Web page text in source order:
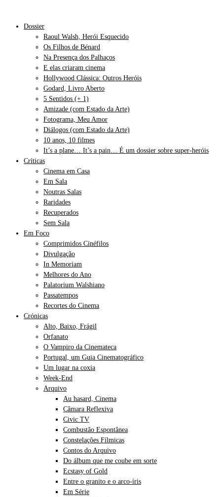
Dossier
Raoul Walsh, Herói Esquecido
Os Filhos de Bénard
Na Presença dos Palhaços
E elas criaram cinema
Hollywood Clássica: Outros Heróis
Godard, Livro Aberto
5 Sentidos (+ 1)
Amizade (com Estado da Arte)
Fotograma, Meu Amor
Diálogos (com Estado da Arte)
10 anos, 10 filmes
It’s a plane… It’s a pain… É um dossier sobre super-heróis
Críticas
Cinema em Casa
Em Sala
Noutras Salas
Raridades
Recuperados
Sem Sala
Em Foco
Comprimidos Cinéfilos
Divulgação
In Memoriam
Melhores do Ano
Palatorium Walshiano
Passatempos
Recortes do Cinema
Crónicas
Alto, Baixo, Frágil
Orfanato
O Vampiro da Cinemateca
Portugal, um Guia Cinematográfico
Um lugar na coxia
Week-End
Arquivo
Au hasard, Cinema
Câmara Reflexiva
Civic TV
Combustão Espontânea
Constelações Fílmicas
Contos do Arquivo
Do álbum que me coube em sorte
Ecstasy of Gold
Entre o granito e o arco-íris
Em Série